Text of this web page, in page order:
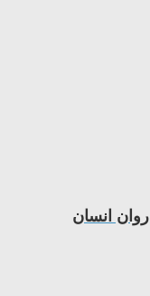
روان انسان